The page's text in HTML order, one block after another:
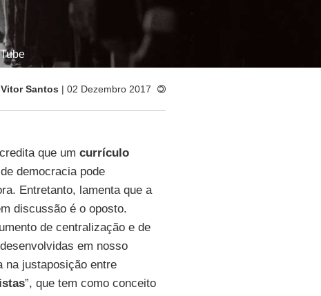
Santos | 02 Dezembro 2017
que um currículo
democracia pode
Entretanto, lamenta que a
discussão é o oposto.
de centralização e de
em nosso
na justaposição entre
”, que tem como conceito